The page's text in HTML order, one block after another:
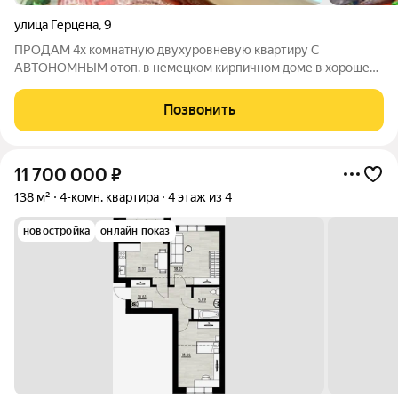
улица Герцена,9
ПРОДАМ 4х комнатную двухуровневую квартиру С
АВТОНОМНЫМ отоп. в немецком кирпичном доме в хорошем
ПОДВАЛОМ. Отличный вариант квартиры с земельным
участком в черте города. Для тех, кто хочет
Позвонить
11 700 000 ₽
138 м² 4-комн. квартира 4 этаж из 4
новостройка онлайн показ